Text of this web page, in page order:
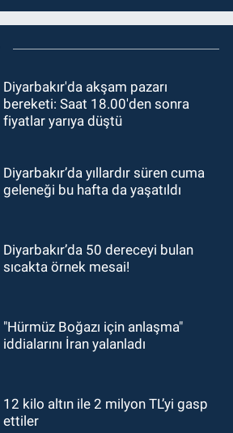
Diyarbakır'da akşam pazarı
bereketi: Saat 18.00'den sonra
fiyatlar yarıya düştü
Diyarbakır’da yıllardır süren cuma
geleneği bu hafta da yaşatıldı
Diyarbakır’da 50 dereceyi bulan
sıcakta örnek mesai!
"Hürmüz Boğazı için anlaşma"
iddialarını İran yalanladı
12 kilo altın ile 2 milyon TL’yi gasp
ettiler